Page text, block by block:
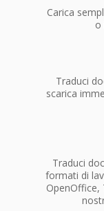
Carica
o
Traduci
scarica
Traduci
formati di
OpenOffice,